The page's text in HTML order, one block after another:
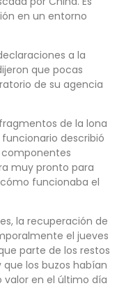
en un entorno
a la
que pocas
de su agencia
de la lona
describió
muy pronto para
funcionaba el
la recuperación de
el jueves
parte de los restos
los buzos habían
en el último día